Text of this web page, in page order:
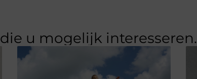
die u mogelijk interesseren.